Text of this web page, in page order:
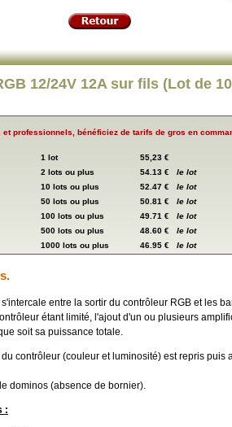
12/24V 12A sur fils (Lot de
professionnels, bénéficiez de tarifs de gros en
1 lot
55,23 €
2 lots ou plus
54.13 € le lot
10 lots ou plus
52.47 € le lot
50 lots ou plus
50.81 € le lot
100 lots ou plus
49.71 € le lot
500 lots ou plus
48.60 € le lot
1000 lots ou plus
46.95 € le lot
entre la sortir du contrôleur RGB et les
étant limité, l'ajout d'un ou plusieurs
soit sa puissance totale.
contrôleur (couleur et luminosité) est repris puis
dominos (absence de bornier).
: